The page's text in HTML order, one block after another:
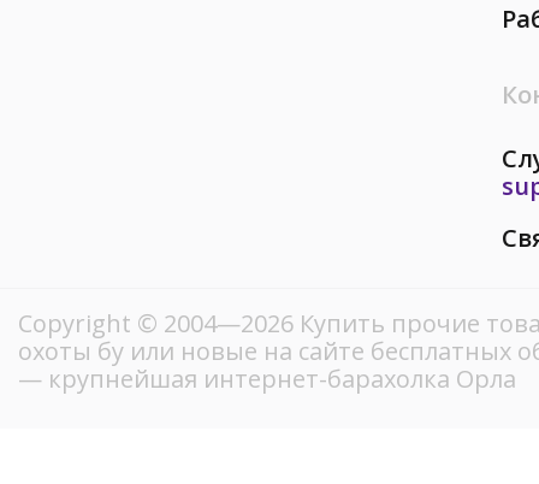
Copyright © 2004—2026 Купить прочие
охоты бу или новые на сайте бесплатных
— крупнейшая интернет-барахолка Орла